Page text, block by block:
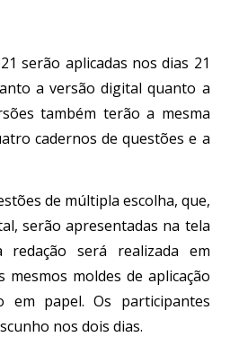
serão aplicadas nos dias 21
a versão digital quanto a
também terão a mesma
cadernos de questões e a
de múltipla escolha, que,
serão apresentadas na tela
redação será realizada em
moldes de aplicação
em papel. Os participantes
nos dois dias.